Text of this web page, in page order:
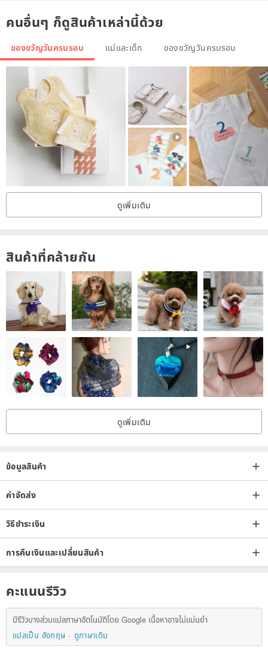
Organize the following form to give a reference for friends who
Age shoe length (cm)
Newborn to 3M 11.5cm
4M to 6M 12.0 cm
7M to 9M 12.5 cm
10M to 12M 13.0cm
Intimate little. Oh.
Due to the different screens or lighting settings of each person, the
received products may have some differences, and the color of the
Manufacturing method: machine seam + hand seam + heart made
[Washing Precautions].◕‿◕.
▪ Clean small stains with a soft brush and wash if necessary
▪ Cold water cleaning
▪ Hang in the shade and dry, do not dry
▪Wrinkle and shrinkage of the fabric is a natural phenomenon.
Please wash your hands after washing.
▪ When using the iron, please use medium and low temperature
ironing to avoid the plastic part.
คนอื่นๆ ก็ดูสินค้าเหล่านี้ด้วย
ของขวัญวันครบรอบ แม่และเด็ก ของขวัญวันครบรอบ
ดูเพิ่มเติม
สินค้าที่คล้ายกัน
ดูเพิ่มเติม
ข้อมูลสินค้า
ค่าจัดส่ง
วิธีชำระเงิน
การคืนเงินและเปลี่ยนสินค้า
คะแนนรีวิว
มีรีวิวบางส่วนแปลภาษาอัตโนมัติโดย Google เนื้อหาอาจไม่แม่นยำ
แปลเป็น อังกฤษ
ดูภาษาเดิม